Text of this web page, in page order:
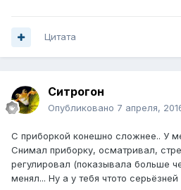
Цитата
Ситрогон
Опубликовано 7 апреля,
С приборкой конешно сложнее.. У
Снимал приборку, осматривал,
регулировал (показывала больше
менял... Ну а у тебя чтото